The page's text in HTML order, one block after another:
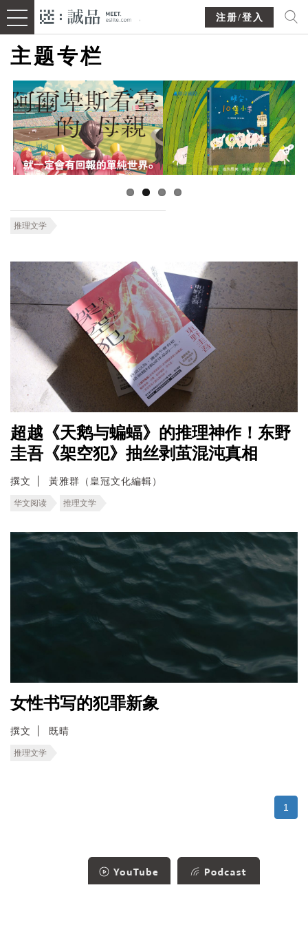
注册/登入
主题专栏
推理文学
超越《天鹅与蝙蝠》的推理神作！东野
圭吾《架空犯》抽丝剥茧混沌真相
撰文 黃雅群（皇冠文化編輯）
华文阅读 推理文学
女性书写的犯罪新象
撰文 既晴
推理文学
1